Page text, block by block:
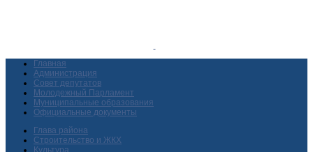
Главная
Администрация
Совет депутатов
Молодежный Парламент
Муниципальные образования
Официальные документы
Глава района
Строительство и ЖКХ
Культура